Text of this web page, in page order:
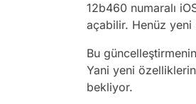
12b460 numaralı
açabilir. Henüz
Bu
Yani yeni
bekliyor.